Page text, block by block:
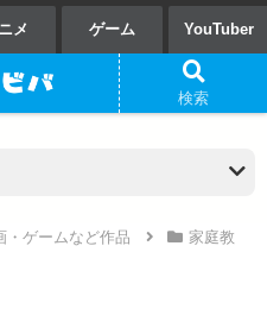
メ ゲーム YouTuber
・ゲームなど作品
家庭教
検索